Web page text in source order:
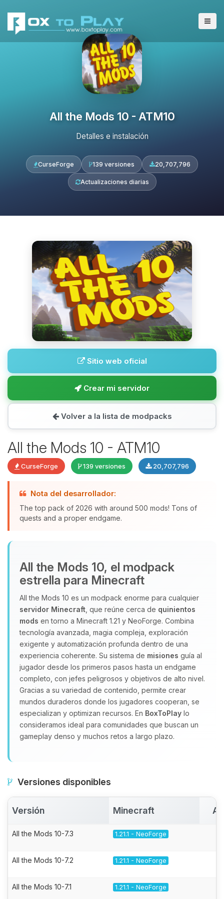
All the Mods 10 - ATM10
Detalles e instalación
CurseForge 139 versiones 20,707,796
Actualizaciones diarias
Sitio web oficial
Crear mi servidor
Volver a la lista de modpacks
All the Mods 10 - ATM10
CurseForge 139 versiones 20,707,796
Nota del desarrollador:
The top pack of 2026 with around 500 mods! Tons of
quests and a proper endgame.
All the Mods 10, el modpack
estrella para Minecraft
All the Mods 10 es un modpack enorme para cualquier
servidor Minecraft , que reúne cerca de quinientos
mods en torno a Minecraft 1.21 y NeoForge. Combina
tecnología avanzada, magia compleja, exploración
exigente y automatización profunda dentro de una
experiencia coherente. Su sistema de misiones guía al
jugador desde los primeros pasos hasta un endgame
completo, con jefes peligrosos y objetivos de alto nivel.
Gracias a su variedad de contenido, permite crear
mundos duraderos donde los jugadores cooperan, se
especializan y optimizan recursos. En BoxToPlay lo
consideramos ideal para comunidades que buscan un
gameplay denso y muchos retos a largo plazo.
Versiones disponibles
Versión Minecraft
All the Mods 10-7.3 1.21.1 - NeoForge
All the Mods 10-7.2 1.21.1 - NeoForge
All the Mods 10-7.1 1.21.1 - NeoForge
hablar! Soy Choupy, tu pequeno
asistente de BoxToPlay. Cuentame
pequenos circuitos para ayudarte.
07/08/2026 20:02